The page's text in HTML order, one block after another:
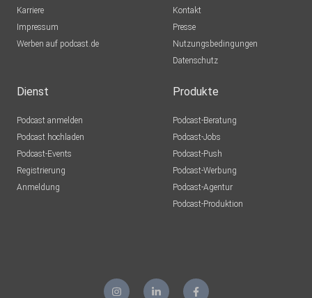
Karriere
Impressum
Werben auf podcast.de
Kontakt
Presse
Nutzungsbedingungen
Datenschutz
Dienst
Podcast anmelden
Podcast hochladen
Podcast-Events
Registrierung
Anmeldung
Produkte
Podcast-Beratung
Podcast-Jobs
Podcast-Push
Podcast-Werbung
Podcast-Agentur
Podcast-Produktion